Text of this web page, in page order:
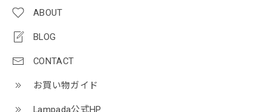
ABOUT
BLOG
CONTACT
お買い物ガイド
Lampada公式HP